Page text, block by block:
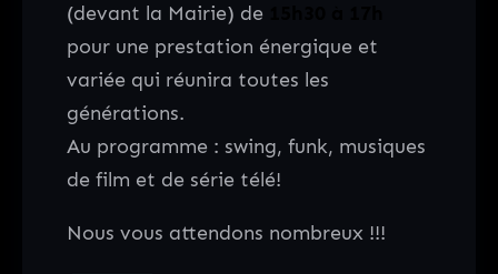
(devant la Mairie) de
pour une prestation énergique et
variée qui réunira toutes les
générations.
Au programme : swing, funk, musiques
de film et de série télé!
Nous vous attendons nombreux !!!